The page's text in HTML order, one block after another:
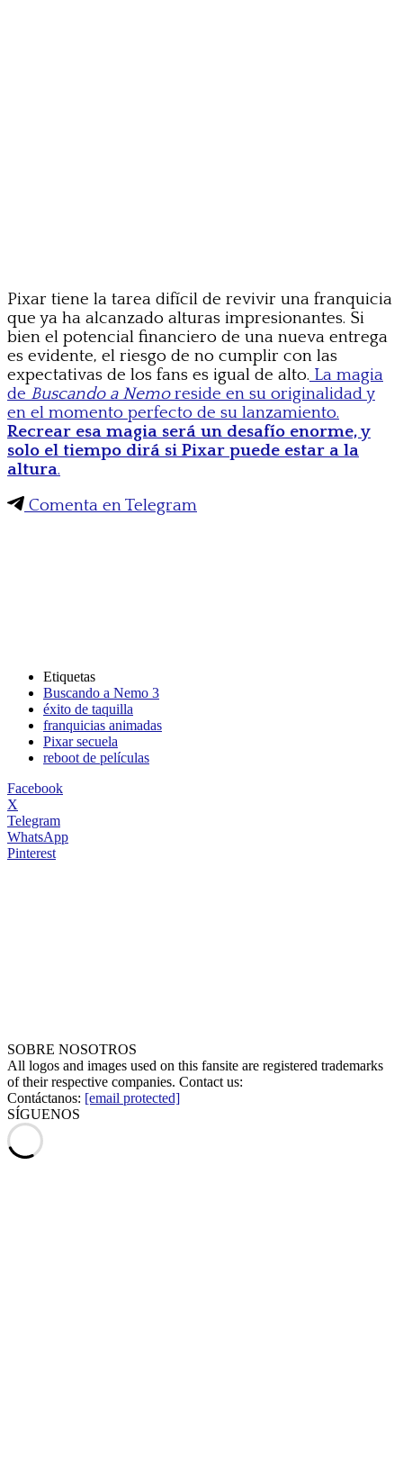
Pixar tiene la tarea difícil de revivir una franquicia
que ya ha alcanzado alturas impresionantes. Si
bien el potencial financiero de una nueva entrega
es evidente, el riesgo de no cumplir con las
expectativas de los fans es igual de alto. La magia
de Buscando a Nemoreside en su originalidad y
en el momento perfecto de su lanzamiento.
Recrear esa magia será un desafío enorme, y
solo el tiempo dirá si Pixar puede estar a la
altura.
Comenta en Telegram
Etiquetas
Buscando a Nemo 3
éxito de taquilla
franquicias animadas
Pixar secuela
reboot de películas
Facebook
X
Telegram
WhatsApp
Pinterest
SOBRE NOSOTROS
All logos and images used on this fansite are registered trademarks
of their respective companies. Contact us:
Contáctanos: [email protected]
SÍGUENOS